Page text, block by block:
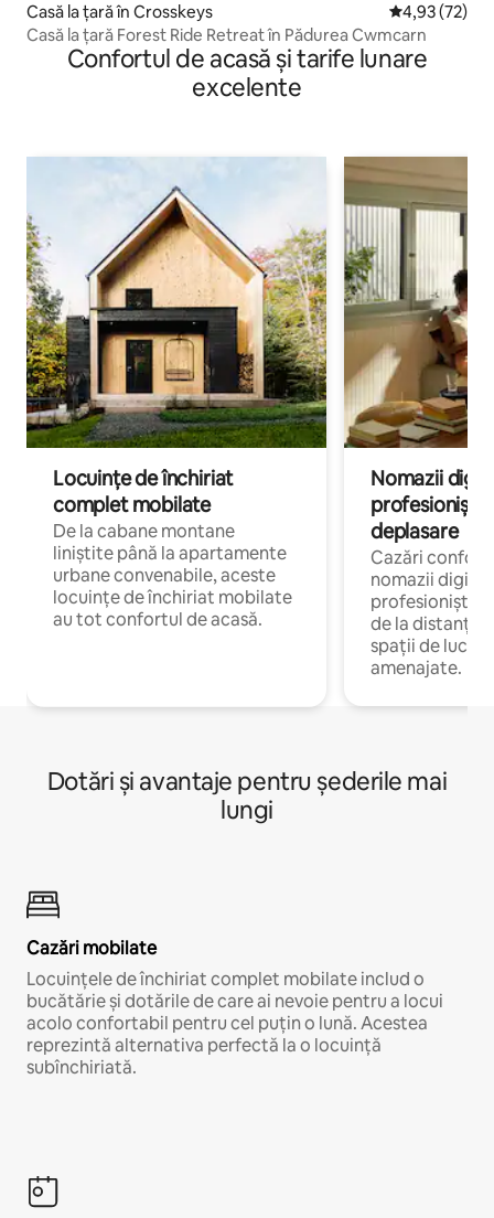
Casă la țară în Crosskeys Scor mediu
4,93 (72)
Casă la țară Forest Ride Retreat în Pădurea Cwmcarn
Confortul de acasă și tarife lunare
excelente
Locuințe de închiriat
complet mobilate
De la cabane montane
liniștite până la apartamente
urbane convenabile, aceste
locuințe de închiriat mobilate
au tot confortul de acasă.
Nomazii
profesioniștii
deplasare
Cazări
nomazii
profesioniștii
de la distanță,
spații de lucru
amenajate.
Dotări și avantaje pentru șederile mai
lungi
Cazări mobilate
Locuințele de închiriat complet mobilate includ o
bucătărie și dotările de care ai nevoie pentru a locui
acolo confortabil pentru cel puțin o lună. Acestea
reprezintă alternativa perfectă la o locuință
subînchiriată.